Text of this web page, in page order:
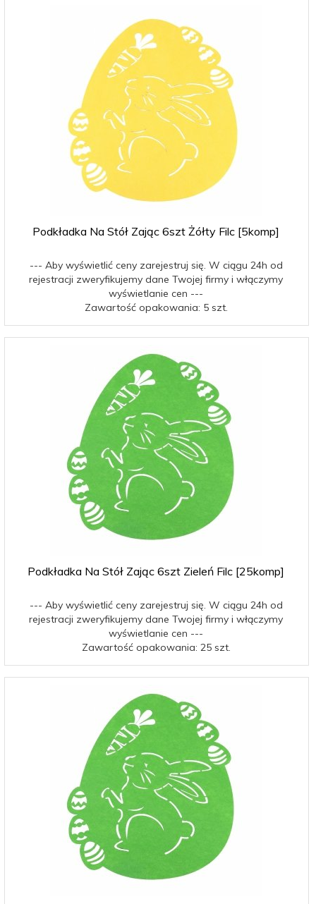
Podkładka Na Stół Zając 6szt Żółty Filc [5komp]
--- Aby wyświetlić ceny zarejestruj się. W ciągu 24h od
rejestracji zweryfikujemy dane Twojej firmy i włączymy
wyświetlanie cen ---
Zawartość opakowania: 5 szt.
Podkładka Na Stół Zając 6szt Zieleń Filc [25komp]
--- Aby wyświetlić ceny zarejestruj się. W ciągu 24h od
rejestracji zweryfikujemy dane Twojej firmy i włączymy
wyświetlanie cen ---
Zawartość opakowania: 25 szt.